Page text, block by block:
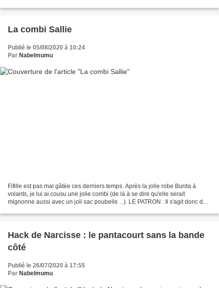
La combi Sallie
Publié le 05/08/2020 à 10:24
Par Nabelmumu
Fifille est pas mal gâtée ces derniers temps. Après la jolie robe Burda à
volants, je lui ai cousu une jolie combi (de là à se dire qu'elle serait
mignonne aussi avec un joli sac poubelle ...). LE PATRON : Il s'agit donc de
Hack de Narcisse : le pantacourt sans la bande
côté
Publié le 26/07/2020 à 17:55
Par Nabelmumu